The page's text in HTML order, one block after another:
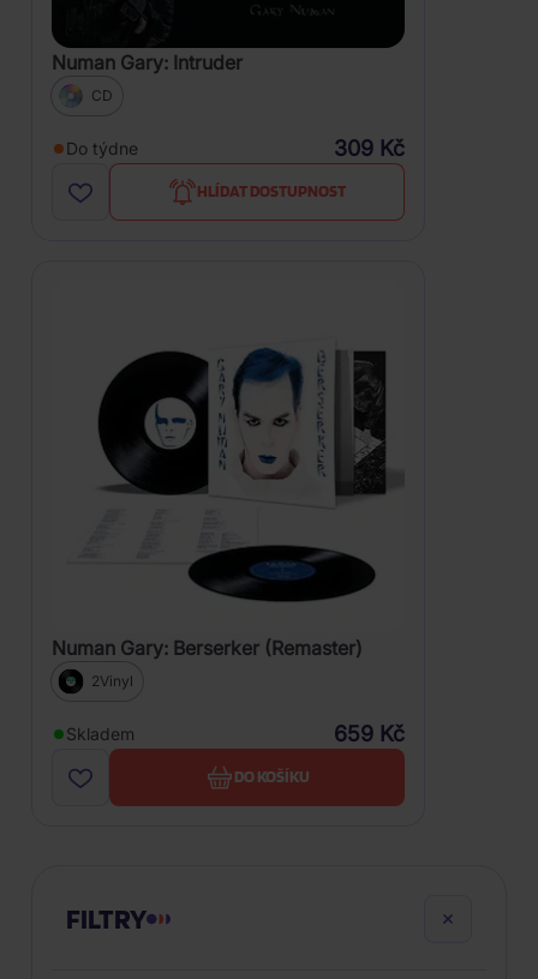
Numan Gary: Intruder
CD
Do týdne 309 Kč
HLÍDAT DOSTUPNOST
Numan Gary: Berserker (Remaster)
2Vinyl
Skladem 659 Kč
DO KOŠÍKU
FILTRY